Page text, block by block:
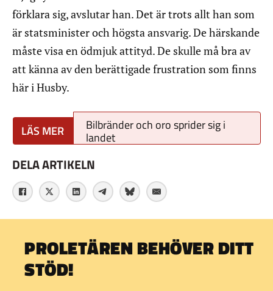
förklara sig, avslutar han. Det är trots allt han som
är statsminister och högsta ansvarig. De härskande
måste visa en ödmjuk attityd. De skulle må bra av
att känna av den berättigade frustration som finns
här i Husby.
Bilbränder och oro sprider sig i
landet
DELA ARTIKELN
PROLETÄREN BEHÖVER DITT
STÖD!